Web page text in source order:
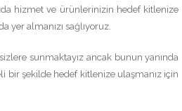
hizmet ve ürünlerinizin hedef kitlenize
yer almanızı sağlıyoruz.
sunmaktayız ancak bunun yanında
bir şekilde hedef kitlenize ulaşmanız için